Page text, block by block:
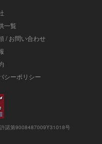
一覧
/ お問い合わせ
シーポリシー
諾第9008487009Y31018号